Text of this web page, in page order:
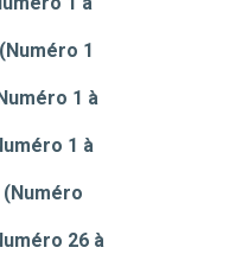
1
1 à
1 à
26 à